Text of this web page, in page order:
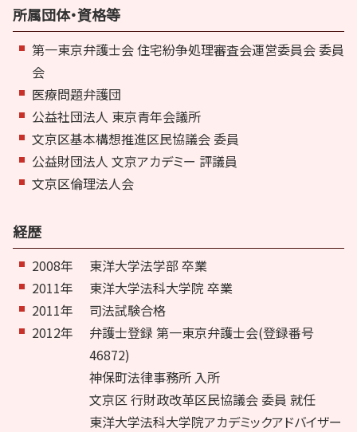
所属団体・資格等
第一東京弁護士会 住宅紛争処理審査会運営委員会 委員
会
医療問題弁護団
公益社団法人 東京青年会議所
文京区基本構想推進区民協議会 委員
公益財団法人 文京アカデミー 評議員
文京区倫理法人会
経歴
2008年
東洋大学法学部 卒業
2011年
東洋大学法科大学院 卒業
2011年
司法試験合格
2012年
弁護士登録 第一東京弁護士会(登録番号
46872)
神保町法律事務所 入所
文京区 行財政改革区民協議会 委員 就任
東洋大学法科大学院アカデミックアドバイザー